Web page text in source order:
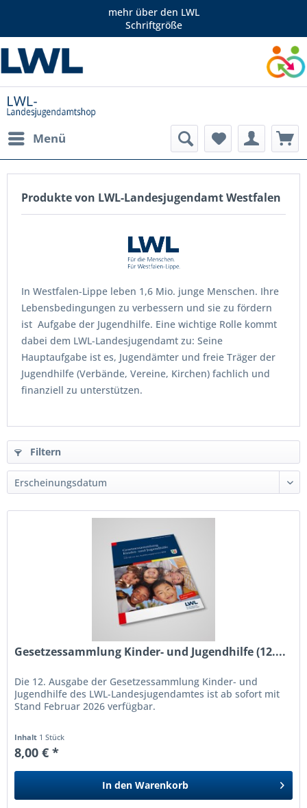
mehr über den LWL
Schriftgröße
Menü
Produkte von LWL-Landesjugendamt Westfalen
In Westfalen-Lippe leben 1,6 Mio. junge Menschen. Ihre
Lebensbedingungen zu verbessern und sie zu fördern
ist Aufgabe der Jugendhilfe. Eine wichtige Rolle kommt
dabei dem LWL-Landesjugendamt zu: Seine
Hauptaufgabe ist es, Jugendämter und freie Träger der
Jugendhilfe (Verbände, Vereine, Kirchen) fachlich und
finanziell zu unterstützen.
Filtern
Gesetzessammlung Kinder- und Jugendhilfe (12....
Die 12. Ausgabe der Gesetzessammlung Kinder- und
Jugendhilfe des LWL-Landesjugendamtes ist ab sofort mit
Stand Februar 2026 verfügbar.
Inhalt 1 Stück
8,00 € *
In den Warenkorb